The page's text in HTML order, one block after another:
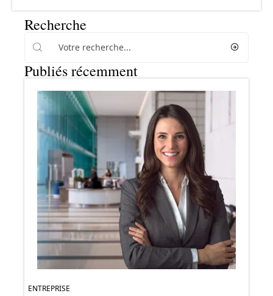
Recherche
Publiés récemment
ENTREPRISE